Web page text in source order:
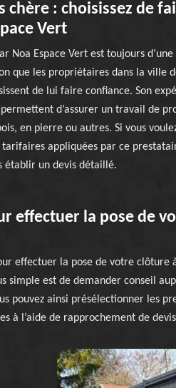
chère : choisissez de
Vert
Noa Espace Vert est toujours
que les propriétaires dans la ville
de lui faire confiance. Son
d’assurer un travail de
en pierre ou autres. Si vous
appliquées par ce
établir un devis détaillé.
effectuer la pose de
effectuer la pose de votre clôture
simple est de demander conseil
pouvez ainsi présélectionner les
à l’aide de rapprochement de